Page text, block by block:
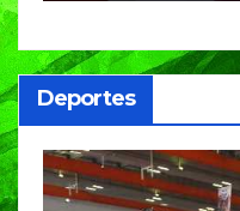
Deportes